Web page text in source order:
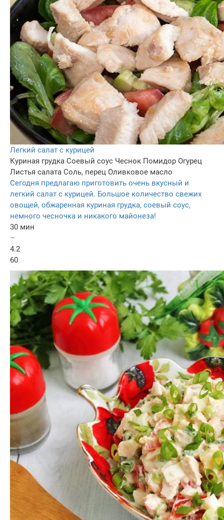
Легкий салат с курицей
Куриная грудка Соевый соус Чеснок Помидор Огурец
Листья салата Соль, перец Оливковое масло
Сегодня предлагаю приготовить очень вкусный и
легкий салат с курицей. Большое количество свежих
овощей, обжаренная куриная грудка, соевый соус,
немного чесночка и никакого майонеза!
30 мин
–
4.2
60